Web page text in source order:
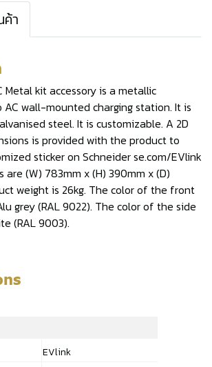
ค้า
Metal kit accessory is a metallic
AC wall-mounted charging station. It is
steel. It is customizable. A 2D
is provided with the product to
sticker on Schneider se.com/EVlink
are (W) 783mm x (H) 390mm x (D)
weight is 26kg. The color of the front
grey (RAL 9022). The color of the side
(RAL 9003).
EVlink